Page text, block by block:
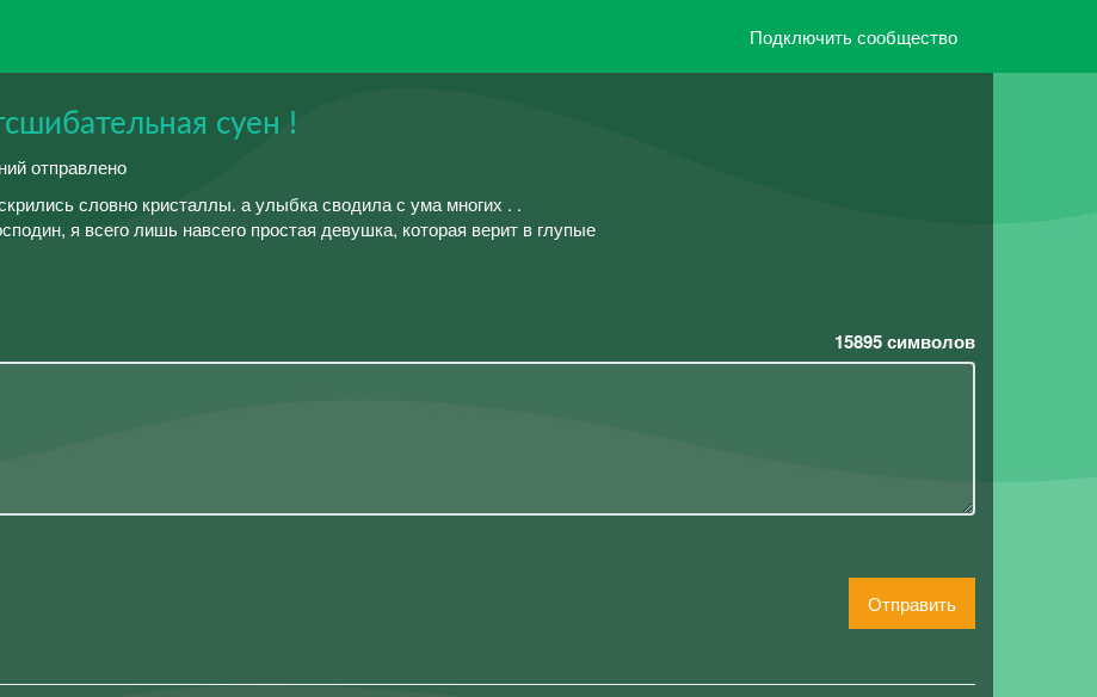
Подключить сообщество
суен !
отправлено
словно кристаллы. а улыбка сводила с ума многих . .
я всего лишь навсего простая девушка, которая верит в глупые
15895символов
Отправить